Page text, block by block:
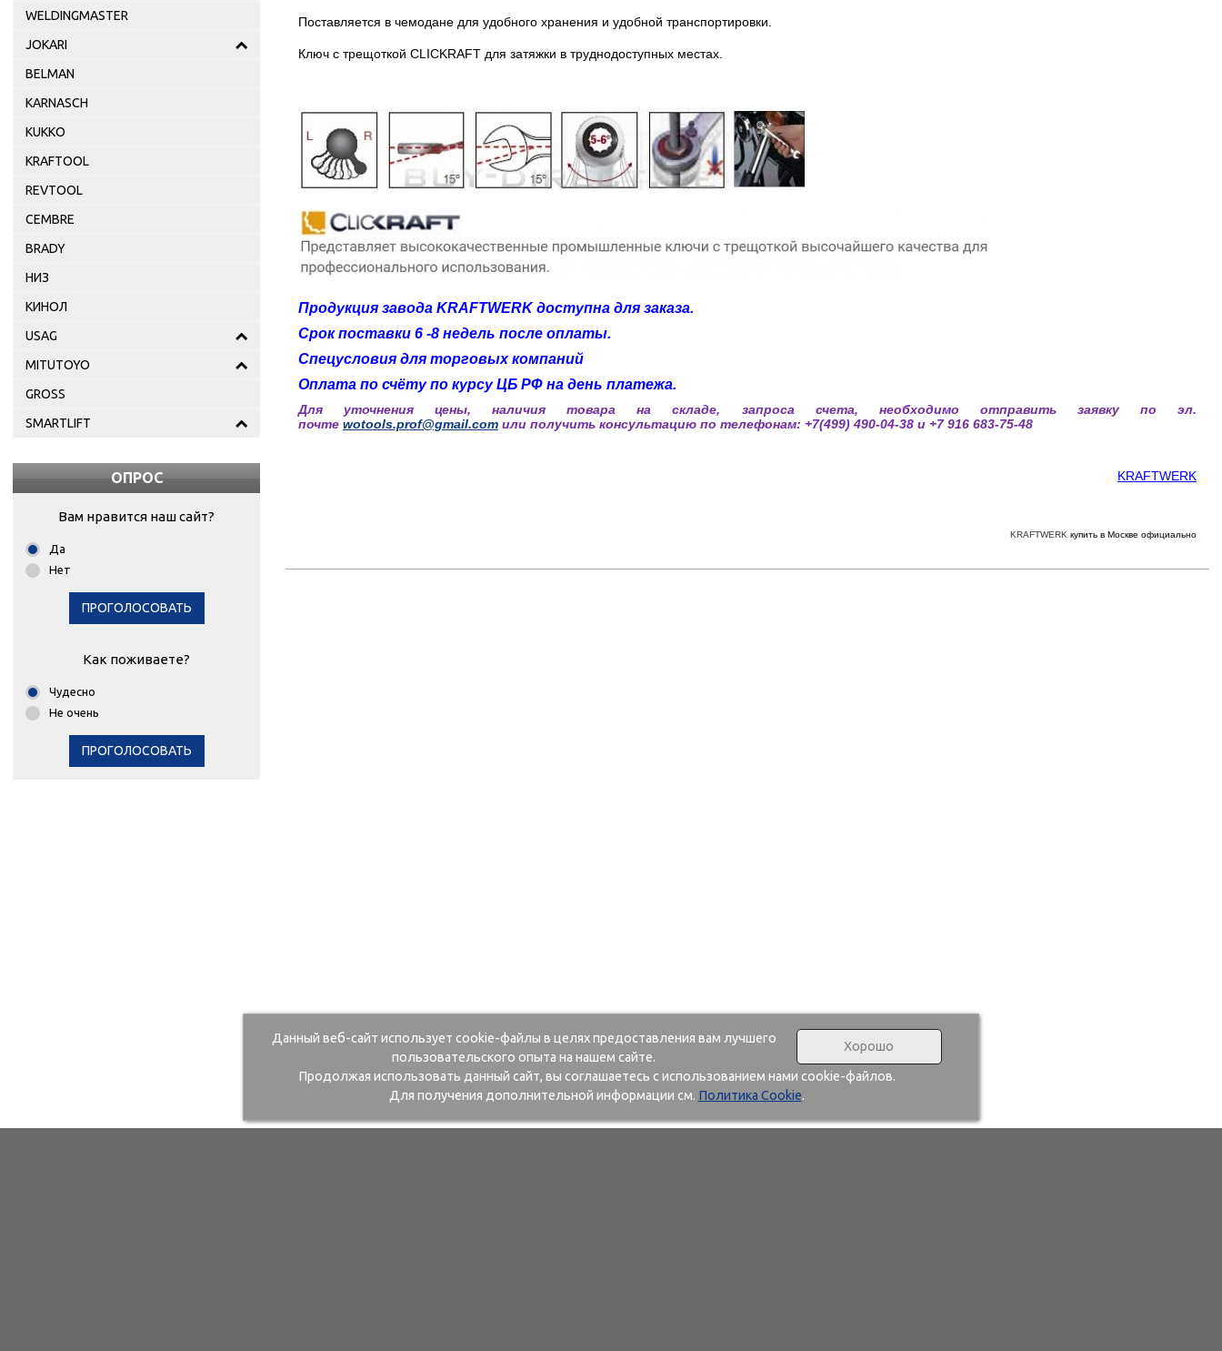
WELDINGMASTER
JOKARI
BELMAN
KARNASCH
KUKKO
KRAFTOOL
REVTOOL
CEMBRE
BRADY
НИЗ
КИНОЛ
USAG
MITUTOYO
GROSS
SMARTLIFT
ОПРОС
Вам нравится наш сайт?
Да
Нет
ПРОГОЛОСОВАТЬ
Как поживаете?
Чудесно
Не очень
ПРОГОЛОСОВАТЬ
Поставляется в чемодане для удобного хранения и удобной транспортировки.
Ключ с трещоткой CLICKRAFT для затяжки в труднодоступных местах.
Продукция завода KRAFTWERK доступна для заказа.
Срок поставки 6 -8 недель после оплаты.
Спецусловия для торговых компаний
Оплата по счёту по курсу ЦБ РФ на день платежа.
Для уточнения цены, наличия товара на складе, запроса счета, необходимо отправить заявку по эл.
почте wotools.prof@gmail.com или получить консультацию по телефонам: +7(499) 490-04-38 и +7 916 683-75-48
KRAFTWERK
KRAFTWERK купить в Москве официально
Хорошо
Данный веб-сайт использует cookie-файлы в целях предоставления вам лучшего
пользовательского опыта на нашем сайте.
Продолжая использовать данный сайт, вы соглашаетесь с использованием нами cookie-файлов.
Для получения дополнительной информации см. Политика Cookie.